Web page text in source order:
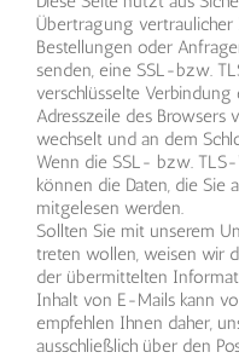
Übertragung vertraulicher
Bestellungen oder
senden, eine SSL-bzw.
verschlüsselte Verbindung
Adresszeile des
wechselt und an dem
Wenn die SSL- bzw.
können die Daten, die Sie
mitgelesen werden.
Sollten Sie mit unserem
treten wollen, weisen wir
der übermittelten
Inhalt von E-Mails kann
empfehlen Ihnen daher,
ausschließlich über den